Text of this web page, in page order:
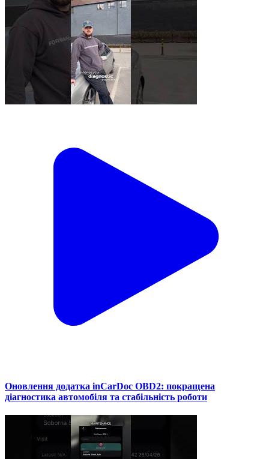
Оновлення додатка inCarDoc OBD2: покращена
діагностика автомобіля та стабільність роботи